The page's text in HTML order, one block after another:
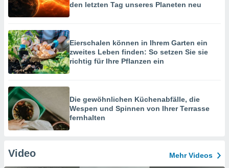
den letzten Tag unseres Planeten neu
Eierschalen können in Ihrem Garten ein
zweites Leben finden: So setzen Sie sie
richtig für Ihre Pflanzen ein
Die gewöhnlichen Küchenabfälle, die
Wespen und Spinnen von Ihrer Terrasse
fernhalten
Video Mehr Videos